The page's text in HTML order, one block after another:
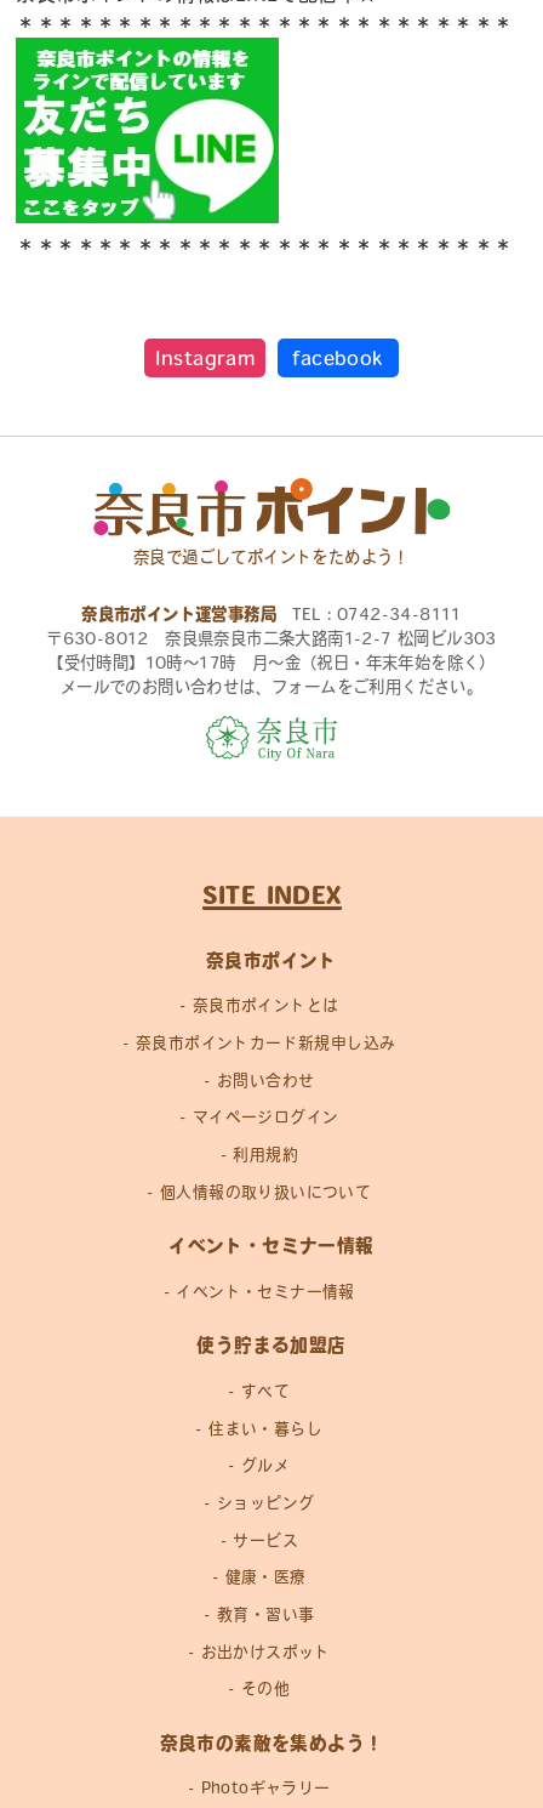
＊＊＊＊＊＊＊＊＊＊＊＊＊＊＊＊＊＊＊＊＊＊＊＊＊
＊＊＊＊＊＊＊＊＊＊＊＊＊＊＊＊＊＊＊＊＊＊＊＊＊
Instagram facebook
奈良で過ごしてポイントをためよう！
奈良市ポイント運営事務局 TEL：0742-34-8111
〒630-8012 奈良県奈良市二条大路南1-2-7 松岡ビル303
【受付時間】10時〜17時 月〜金（祝日・年末年始を除く）
メールでのお問い合わせは、フォームをご利用ください。
SITE INDEX
奈良市ポイント
奈良市ポイントとは
奈良市ポイントカード新規申し込み
お問い合わせ
マイページログイン
利用規約
個人情報の取り扱いについて
イベント・セミナー情報
イベント・セミナー情報
使う貯まる加盟店
すべて
住まい・暮らし
グルメ
ショッピング
サービス
健康・医療
教育・習い事
お出かけスポット
その他
奈良市の素敵を集めよう！
Photoギャラリー